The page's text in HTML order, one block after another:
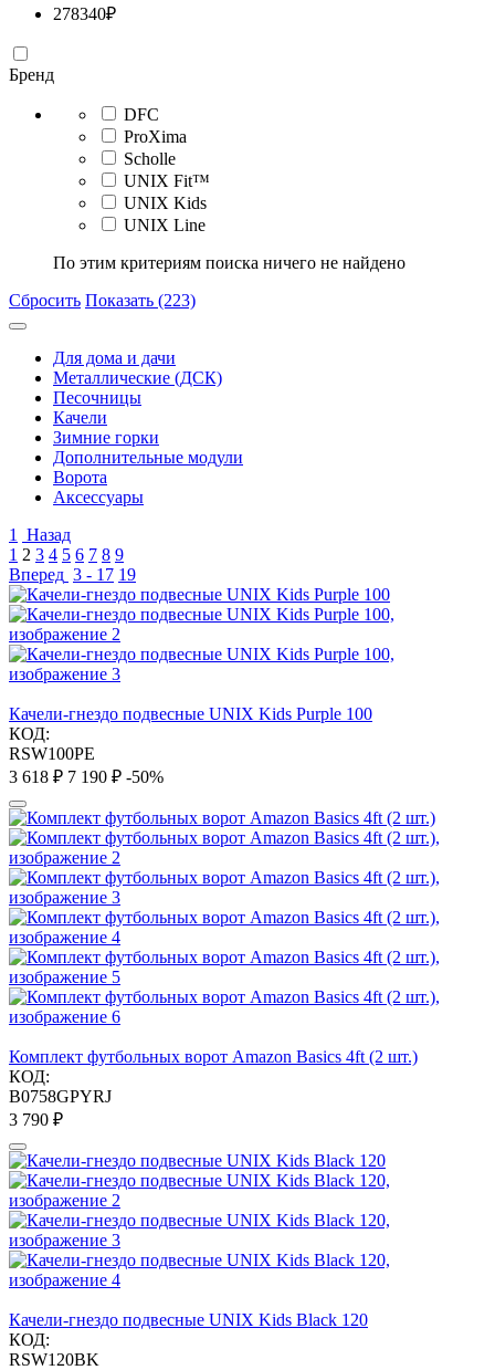
278340₽
Бренд
DFC
ProXima
Scholle
UNIX Fit™
UNIX Kids
UNIX Line
По этим критериям поиска ничего не найдено
Сбросить Показать (223)
Для дома и дачи
Металлические (ДСК)
Песочницы
Качели
Зимние горки
Дополнительные модули
Ворота
Аксессуары
1
Назад
1 2 3 4 5 6 7 8 9
Вперед 3 - 17 19
Качели-гнездо подвесные UNIX Kids Purple 100
КОД:
RSW100PE
3 618 ₽ 7 190 ₽ -50%
Комплект футбольных ворот Amazon Basics 4ft (2 шт.)
КОД:
B0758GPYRJ
3 790 ₽
Качели-гнездо подвесные UNIX Kids Black 120
КОД:
RSW120BK